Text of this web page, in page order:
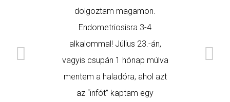
dolgoztam magamon.
Endometriosisra 3-4
alkalommal! Július 23.-án,
vagyis csupán 1 hónap múlva
mentem a haladóra, ahol azt
az “infót” kaptam egy